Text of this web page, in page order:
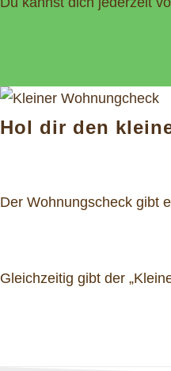
Hol dir den
Der Wohnungscheck gibt
Gleichzeitig gibt der